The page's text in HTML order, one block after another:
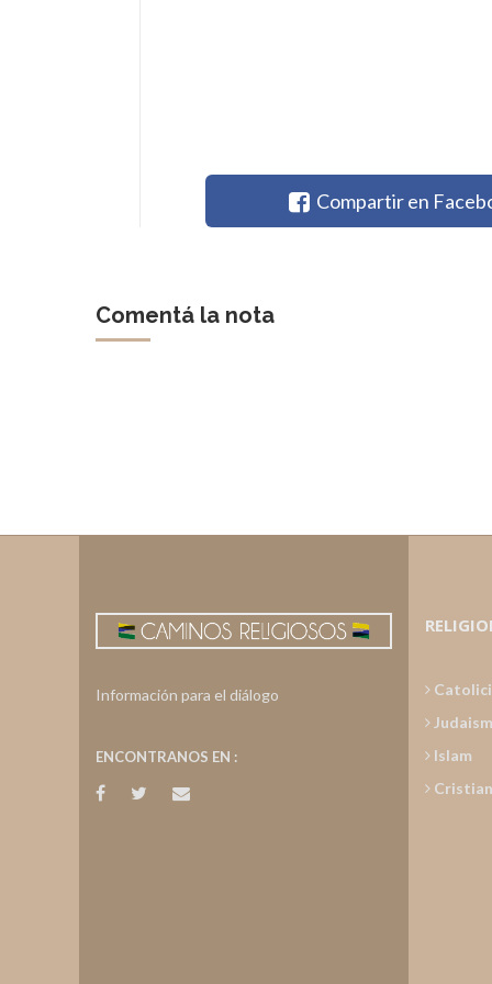
Compartir en
Comentá la nota
Información para el diálogo
ENCONTRANOS EN :
Islam